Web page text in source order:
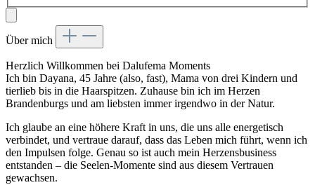
Über mich
Herzlich Willkommen bei Dalufema Moments
Ich bin Dayana, 45 Jahre (also, fast), Mama von drei Kindern und
tierlieb bis in die Haarspitzen. Zuhause bin ich im Herzen
Brandenburgs und am liebsten immer irgendwo in der Natur.
Ich glaube an eine höhere Kraft in uns, die uns alle energetisch
verbindet, und vertraue darauf, dass das Leben mich führt, wenn ich
den Impulsen folge. Genau so ist auch mein Herzensbusiness
entstanden – die Seelen-Momente sind aus diesem Vertrauen
gewachsen.